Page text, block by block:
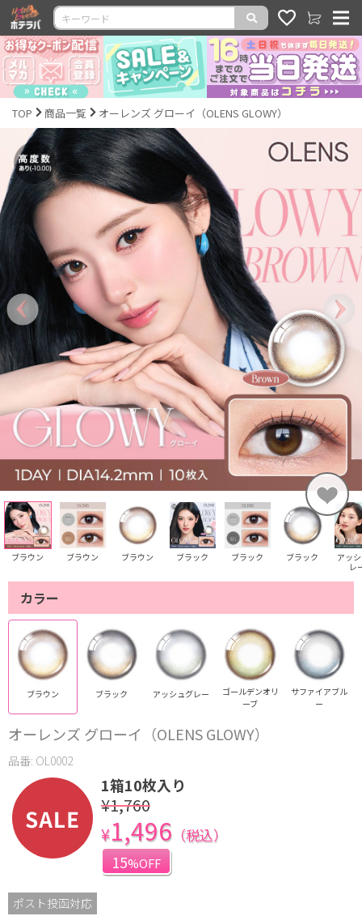
TOP 商品一覧 オーレンズ グローイ（OLENS GLOWY）
ブラウン ブラウン ブラウン ブラック ブラック ブラック
アッ
レ
カラー
ブラウン ブラック アッシュグレー
ゴールデンオリ
ーブ
サファイアブル
ー
オーレンズ グローイ（OLENS GLOWY）
品番: OL0002
1箱10枚入り
¥1,760
¥1,496 （税込）
15%OFF
ポスト投函対応